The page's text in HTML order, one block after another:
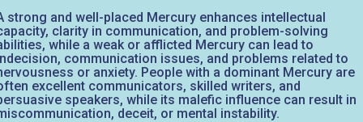
strong and well-placed Mercury enhances intellectual
clarity in communication, and problem-solving
while a weak or afflicted Mercury can lead to
communication issues, and problems related to
or anxiety. People with a dominant Mercury are
excellent communicators, skilled writers, and
speakers, while its malefic influence can result in
deceit, or mental instability.